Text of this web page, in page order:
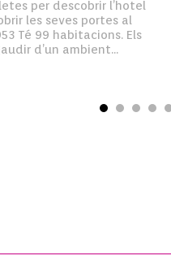
per descobrir l’hotel
les seves portes al
Té 99 habitacions. Els
d’un ambient...